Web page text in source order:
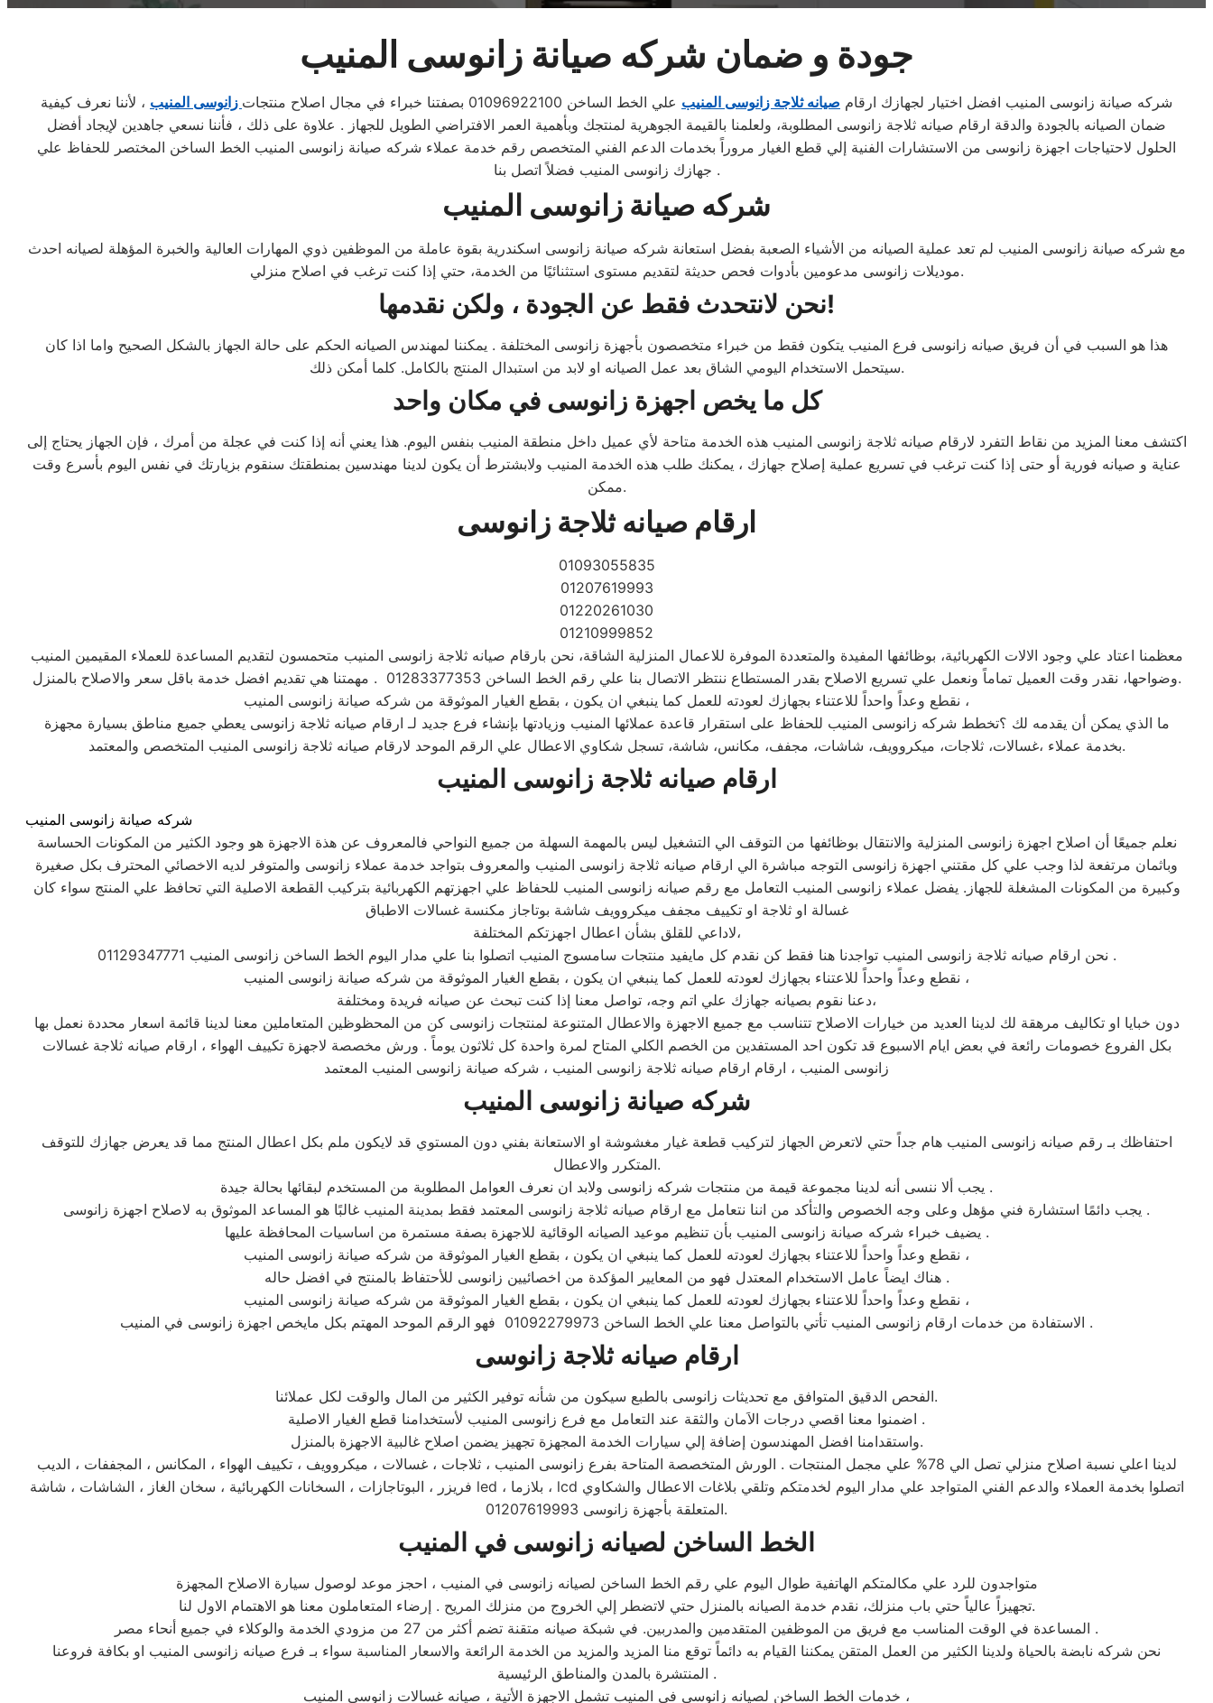
جودة و ضمان شركه صيانة زانوسى المنيب
شركه صيانة زانوسى المنيب افضل اختيار لجهازك ارقام صيانه ثلاجة زانوسى المنيب علي الخط الساخن 01096922100 بصفتنا خبراء في مجال اصلاح منتجات زانوسى المنيب ، لأننا نعرف كيفية
ضمان الصيانه بالجودة والدقة ارقام صيانه ثلاجة زانوسى المطلوبة، ولعلمنا بالقيمة الجوهرية لمنتجك وبأهمية العمر الافتراضي الطويل للجهاز . علاوة على ذلك ، فأننا نسعي جاهدين لإيجاد أفضل
الحلول لاحتياجات اجهزة زانوسى من الاستشارات الفنية إلي قطع الغيار مروراً بخدمات الدعم الفني المتخصص رقم خدمة عملاء شركه صيانة زانوسى المنيب الخط الساخن المختصر للحفاظ علي
جهازك زانوسى المنيب فضلاً اتصل بنا .
شركه صيانة زانوسى المنيب
مع شركه صيانة زانوسى المنيب لم تعد عملية الصيانه من الأشياء الصعبة بفضل استعانة شركه صيانة زانوسى اسكندرية بقوة عاملة من الموظفين ذوي المهارات العالية والخبرة المؤهلة لصيانه احدث
موديلات زانوسى مدعومين بأدوات فحص حديثة لتقديم مستوى استثنائيًا من الخدمة، حتي إذا كنت ترغب في اصلاح منزلي.
نحن لانتحدث فقط عن الجودة ، ولكن نقدمها!
هذا هو السبب في أن فريق صيانه زانوسى فرع المنيب يتكون فقط من خبراء متخصصون بأجهزة زانوسى المختلفة . يمكننا لمهندس الصيانه الحكم على حالة الجهاز بالشكل الصحيح واما اذا كان
سيتحمل الاستخدام اليومي الشاق بعد عمل الصيانه او لابد من استبدال المنتج بالكامل. كلما أمكن ذلك.
كل ما يخص اجهزة زانوسى في مكان واحد
اكتشف معنا المزيد من نقاط التفرد لارقام صيانه ثلاجة زانوسى المنيب هذه الخدمة متاحة لأي عميل داخل منطقة المنيب بنفس اليوم. هذا يعني أنه إذا كنت في عجلة من أمرك ، فإن الجهاز يحتاج إلى
عناية و صيانه فورية أو حتى إذا كنت ترغب في تسريع عملية إصلاح جهازك ، يمكنك طلب هذه الخدمة المنيب ولابشترط أن يكون لدينا مهندسين بمنطقتك سنقوم بزيارتك في نفس اليوم بأسرع وقت
ممكن.
ارقام صيانه ثلاجة زانوسى
01093055835
01207619993
01220261030
01210999852
معظمنا اعتاد علي وجود الالات الكهربائية، بوظائفها المفيدة والمتعددة الموفرة للاعمال المنزلية الشاقة، نحن بارقام صيانه ثلاجة زانوسى المنيب متحمسون لتقديم المساعدة للعملاء المقيمين المنيب
وضواحها، نقدر وقت العميل تماماً ونعمل علي تسريع الاصلاح بقدر المستطاع ننتظر الاتصال بنا علي رقم الخط الساخن 01283377353 . مهمتنا هي تقديم افضل خدمة باقل سعر والاصلاح بالمنزل.
نقطع وعداً واحداً للاعتناء بجهازك لعودته للعمل كما ينبغي ان يكون ، بقطع الغيار الموثوقة من شركه صيانة زانوسى المنيب ،
ما الذي يمكن أن يقدمه لك ؟تخطط شركه زانوسى المنيب للحفاظ على استقرار قاعدة عملائها المنيب وزيادتها بإنشاء فرع جديد لـ ارقام صيانه ثلاجة زانوسى يعطي جميع مناطق بسيارة مجهزة
بخدمة عملاء ،غسالات، ثلاجات، ميكروويف، شاشات، مجفف، مكانس، شاشة، تسجل شكاوي الاعطال علي الرقم الموحد لارقام صيانه ثلاجة زانوسى المنيب المتخصص والمعتمد.
ارقام صيانه ثلاجة زانوسى المنيب
شركه صيانة زانوسى المنيب
نعلم جميعًا أن اصلاح اجهزة زانوسى المنزلية والانتقال بوظائفها من التوقف الي التشغيل ليس بالمهمة السهلة من جميع النواحي فالمعروف عن هذة الاجهزة هو وجود الكثير من المكونات الحساسة
وباثمان مرتفعة لذا وجب علي كل مقتني اجهزة زانوسى التوجه مباشرة الي ارقام صيانه ثلاجة زانوسى المنيب والمعروف بتواجد خدمة عملاء زانوسى والمتوفر لديه الاخصائي المحترف بكل صغيرة
وكبيرة من المكونات المشغلة للجهاز. يفضل عملاء زانوسى المنيب التعامل مع رقم صيانه زانوسى المنيب للحفاظ علي اجهزتهم الكهربائية بتركيب القطعة الاصلية التي تحافظ علي المنتج سواء كان
غسالة او ثلاجة او تكييف مجفف ميكروويف شاشة بوتاجاز مكنسة غسالات الاطباق
لاداعي للقلق بشأن اعطال اجهزتكم المختلفة،
نحن ارقام صيانه ثلاجة زانوسى المنيب تواجدنا هنا فقط كن نقدم كل مايفيد منتجات سامسوج المنيب اتصلوا بنا علي مدار اليوم الخط الساخن زانوسى المنيب 01129347771 .
نقطع وعداً واحداً للاعتناء بجهازك لعودته للعمل كما ينبغي ان يكون ، بقطع الغيار الموثوقة من شركه صيانة زانوسى المنيب ،
دعنا نقوم بصيانه جهازك علي اتم وجه، تواصل معنا إذا كنت تبحث عن صيانه فريدة ومختلفة،
دون خبايا او تكاليف مرهقة لك لدينا العديد من خيارات الاصلاح تتناسب مع جميع الاجهزة والاعطال المتنوعة لمنتجات زانوسى كن من المحظوظين المتعاملين معنا لدينا قائمة اسعار محددة نعمل بها
بكل الفروع خصومات رائعة في بعض ايام الاسبوع قد تكون احد المستفدين من الخصم الكلي المتاح لمرة واحدة كل ثلاثون يوماً . ورش مخصصة لاجهزة تكييف الهواء ، ارقام صيانه ثلاجة غسالات
زانوسى المنيب ، ارقام ارقام صيانه ثلاجة زانوسى المنيب ، شركه صيانة زانوسى المنيب المعتمد
شركه صيانة زانوسى المنيب
احتفاظك بـ رقم صيانه زانوسى المنيب هام جداً حتي لاتعرض الجهاز لتركيب قطعة غيار مغشوشة او الاستعانة بفني دون المستوي قد لايكون ملم بكل اعطال المنتج مما قد يعرض جهازك للتوقف
المتكرر والاعطال.
يجب ألا ننسى أنه لدينا مجموعة قيمة من منتجات شركه زانوسى ولابد ان نعرف العوامل المطلوبة من المستخدم لبقائها بحالة جيدة .
يجب دائمًا استشارة فني مؤهل وعلى وجه الخصوص والتأكد من اننا نتعامل مع ارقام صيانه ثلاجة زانوسى المعتمد فقط بمدينة المنيب غالبًا هو المساعد الموثوق به لاصلاح اجهزة زانوسى .
يضيف خبراء شركه صيانة زانوسى المنيب بأن تنظيم موعيد الصيانه الوقائية للاجهزة بصفة مستمرة من اساسيات المحافظة عليها .
نقطع وعداً واحداً للاعتناء بجهازك لعودته للعمل كما ينبغي ان يكون ، بقطع الغيار الموثوقة من شركه صيانة زانوسى المنيب ،
هناك ايضاً عامل الاستخدام المعتدل فهو من المعايير المؤكدة من اخصائيين زانوسى للأحتفاظ بالمنتج في افضل حاله .
نقطع وعداً واحداً للاعتناء بجهازك لعودته للعمل كما ينبغي ان يكون ، بقطع الغيار الموثوقة من شركه صيانة زانوسى المنيب ،
الاستفادة من خدمات ارقام زانوسى المنيب تأتي بالتواصل معنا علي الخط الساخن 01092279973 فهو الرقم الموحد المهتم بكل مايخص اجهزة زانوسى في المنيب .
ارقام صيانه ثلاجة زانوسى
الفحص الدقيق المتوافق مع تحديثات زانوسى بالطبع سيكون من شأنه توفير الكثير من المال والوقت لكل عملائنا.
اضمنوا معنا اقصي درجات الاَمان والثقة عند التعامل مع فرع زانوسى المنيب لأستخدامنا قطع الغيار الاصلية .
واستقدامنا افضل المهندسون إضافة إلي سيارات الخدمة المجهزة تجهيز يضمن اصلاح غالبية الاجهزة بالمنزل.
لدينا اعلي نسبة اصلاح منزلي تصل الي 78% علي مجمل المنتجات . الورش المتخصصة المتاحة بفرع زانوسى المنيب ، ثلاجات ، غسالات ، ميكروويف ، تكييف الهواء ، المكانس ، المجففات ، الديب
فريزر ، البوتاجازات ، السخانات الكهربائية ، سخان الغاز ، الشاشات ، شاشة led ، بلازما ، lcd اتصلوا بخدمة العملاء والدعم الفني المتواجد علي مدار اليوم لخدمتكم وتلقي بلاغات الاعطال والشكاوي
المتعلقة بأجهزة زانوسى 01207619993.
الخط الساخن لصيانه زانوسى في المنيب
متواجدون للرد علي مكالمتكم الهاتفية طوال اليوم علي رقم الخط الساخن لصيانه زانوسى في المنيب ، احجز موعد لوصول سيارة الاصلاح المجهزة
تجهيزاً عالياً حتي باب منزلك، نقدم خدمة الصيانه بالمنزل حتي لاتضطر إلي الخروج من منزلك المريح . إرضاء المتعاملون معنا هو الاهتمام الاول لنا.
المساعدة في الوقت المناسب مع فريق من الموظفين المتقدمين والمدربين. في شبكة صيانه متقنة تضم أكثر من 27 من مزودي الخدمة والوكلاء في جميع أنحاء مصر .
نحن شركه نابضة بالحياة ولدينا الكثير من العمل المتقن يمكننا القيام به دائماً توقع منا المزيد والمزيد من الخدمة الرائعة والاسعار المناسبة سواء بـ فرع صيانه زانوسى المنيب او بكافة فروعنا
المنتشرة بالمدن والمناطق الرئيسية .
خدمات الخط الساخن لصيانه زانوسى في المنيب تشمل الاجهزة الأتية ، صيانه غسالات زانوسى المنيب ،